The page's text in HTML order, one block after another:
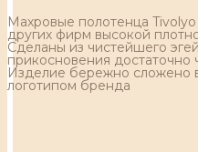
Махровые полотенца
других фирм высокой
Сделаны из чистейшего
прикосновения достаточно
Изделие бережно сложено
логотипом бренда